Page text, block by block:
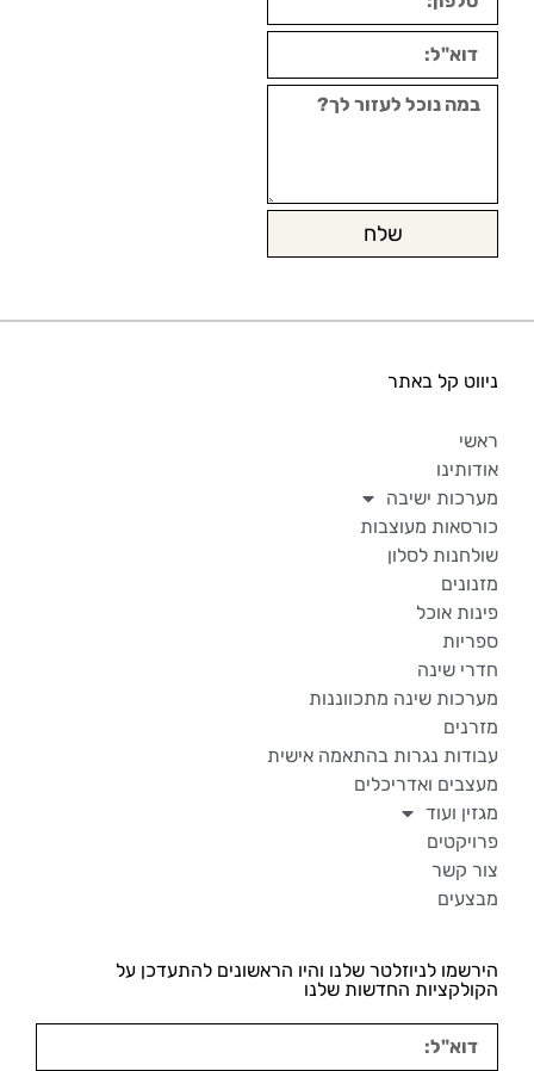
שלח
ניווט קל באתר
ראשי
אודותינו
מערכות ישיבה
כורסאות מעוצבות
שולחנות לסלון
מזנונים
פינות אוכל
ספריות
חדרי שינה
מערכות שינה מתכווננות
מזרנים
עבודות נגרות בהתאמה אישית
מעצבים ואדריכלים
מגזין ועוד
פרויקטים
צור קשר
מבצעים
הירשמו לניוזלטר שלנו והיו הראשונים להתעדכן על
הקולקציות החדשות שלנו